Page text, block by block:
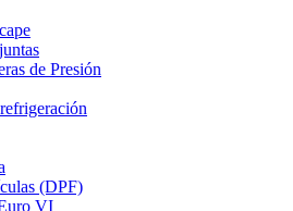
de Presión
(DPF)
VI